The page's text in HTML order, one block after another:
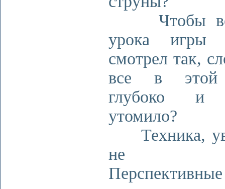
Чтобы во
урока игры
смотрел так,
все в этой
глубоко и
утомило?
Техника,
не
Перспективные